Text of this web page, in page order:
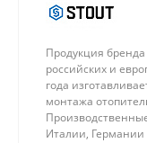
Продукция
российских и
года
монтажа
Италии,